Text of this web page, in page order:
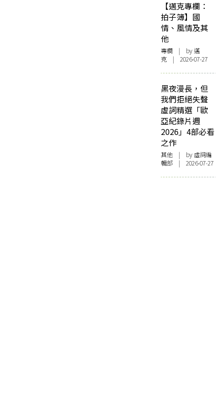
【邁克專欄：
拍子簿】國
情、風情及其
他
專欄 | by邁
克 | 2026-07-27
黑夜漫長，但
我們拒絕失聲
虛詞精選「歐
亞紀錄片週
2026」4部必看
之作
其他 | by 虛詞編
輯部 | 2026-07-27